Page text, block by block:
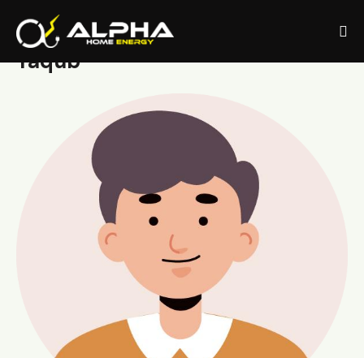
GESCHÄFTSFÜHRER
Yaqub